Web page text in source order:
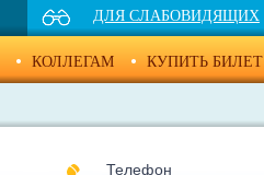
ДЛЯ СЛАБОВИДЯЩИХ
КОЛЛЕГАМ КУПИТЬ БИЛЕТ
Телефон